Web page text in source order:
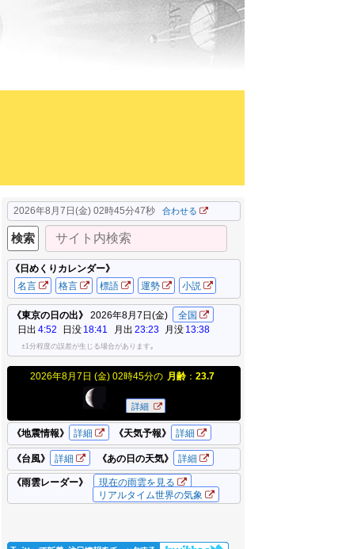
2026年8月7日(金) 02時45分48秒 合わせる